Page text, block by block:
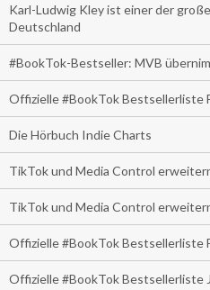
Karl-Ludwig Kley ist einer der
Deutschland
#BookTok-Bestseller: MVB
Offizielle #BookTok Bestsellerliste
Die Hörbuch Indie Charts
TikTok und Media Control
TikTok und Media Control
Offizielle #BookTok Bestsellerliste
Offizielle #BookTok Bestsellerliste